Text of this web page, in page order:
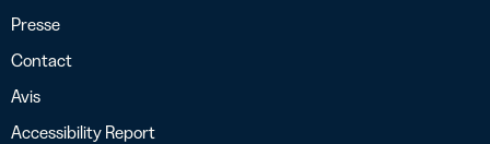
Presse
Contact
Avis
Accessibility Report